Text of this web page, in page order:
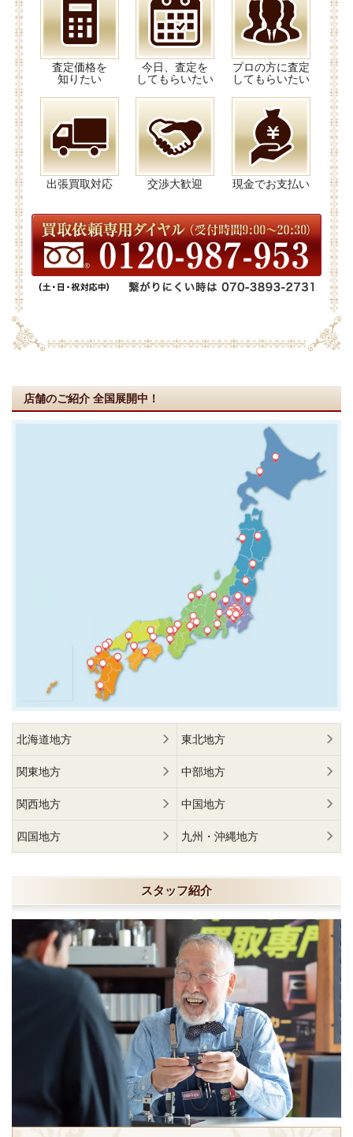
査定価格を
知りたい
今日、査定を
してもらいたい
プロの方に査定
してもらいたい
出張買取対応 交渉大歓迎 現金でお支払い
店舗のご紹介 全国展開中！
北海道地方 東北地方
関東地方 中部地方
関西地方 中国地方
四国地方 九州・沖縄地方
スタッフ紹介